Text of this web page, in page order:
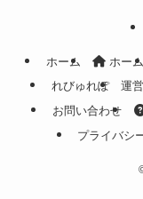
ホーム ホーム
れびゅれぽ
運
お問い合わせ
プライバシ